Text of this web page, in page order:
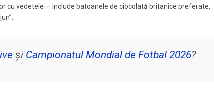
cu vedetele — include batoanele de ciocolată britanice preferate,
și Campionatul Mondial de Fotbal 2026?